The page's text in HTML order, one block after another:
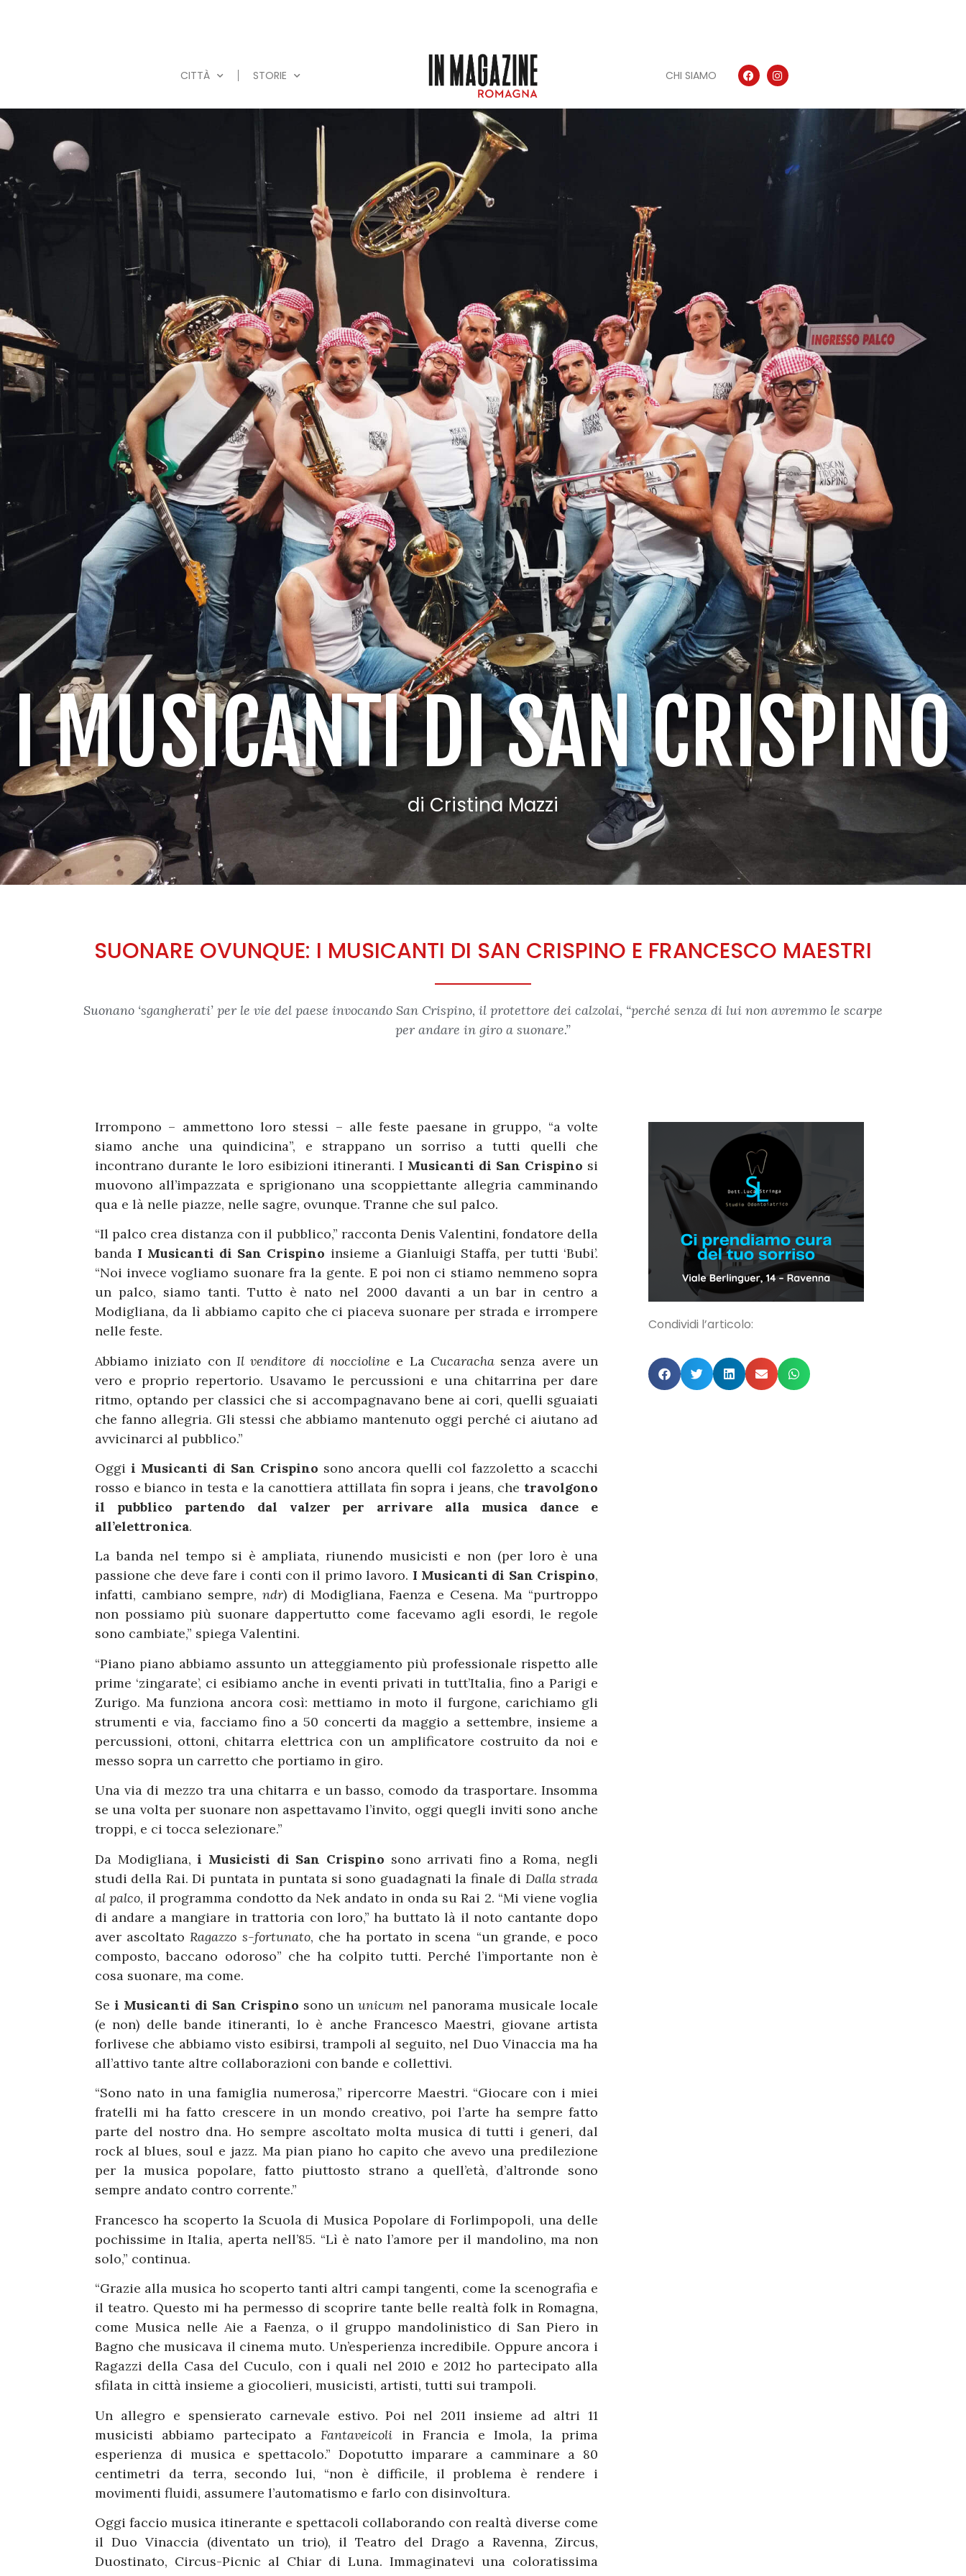
CITTÀ STORIE CHI SIAMO
I MUSICANTI DI SAN CRISPINO
di Cristina Mazzi
SUONARE OVUNQUE: I MUSICANTI DI SAN CRISPINO E FRANCESCO MAESTRI
Suonano ‘sgangherati’ per le vie del paese invocando San Crispino, il protettore dei calzolai, “perché senza di lui non avremmo le scarpe
per andare in giro a suonare.”
Irrompono – ammettono loro stessi – alle feste paesane in gruppo, “a volte
siamo anche una quindicina”, e strappano un sorriso a tutti quelli che
incontrano durante le loro esibizioni itineranti. I Musicanti di San Crispino si
muovono all’impazzata e sprigionano una scoppiettante allegria camminando
qua e là nelle piazze, nelle sagre, ovunque. Tranne che sul palco.
“Il palco crea distanza con il pubblico,” racconta Denis Valentini, fondatore della
banda I Musicanti di San Crispino insieme a Gianluigi Staffa, per tutti ‘Bubi’.
“Noi invece vogliamo suonare fra la gente. E poi non ci stiamo nemmeno sopra
un palco, siamo tanti. Tutto è nato nel 2000 davanti a un bar in centro a
Modigliana, da lì abbiamo capito che ci piaceva suonare per strada e irrompere
nelle feste.
Abbiamo iniziato con Il venditore di noccioline e La Cucaracha senza avere un
vero e proprio repertorio. Usavamo le percussioni e una chitarrina per dare
ritmo, optando per classici che si accompagnavano bene ai cori, quelli sguaiati
che fanno allegria. Gli stessi che abbiamo mantenuto oggi perché ci aiutano ad
avvicinarci al pubblico.”
Oggi i Musicanti di San Crispino sono ancora quelli col fazzoletto a scacchi
rosso e bianco in testa e la canottiera attillata fin sopra i jeans, che travolgono
il pubblico partendo dal valzer per arrivare alla musica dance e
all’elettronica.
La banda nel tempo si è ampliata, riunendo musicisti e non (per loro è una
passione che deve fare i conti con il primo lavoro. I Musicanti di San Crispino,
infatti, cambiano sempre, ndr) di Modigliana, Faenza e Cesena. Ma “purtroppo
non possiamo più suonare dappertutto come facevamo agli esordi, le regole
sono cambiate,” spiega Valentini.
“Piano piano abbiamo assunto un atteggiamento più professionale rispetto alle
prime ‘zingarate’, ci esibiamo anche in eventi privati in tutt’Italia, fino a Parigi e
Zurigo. Ma funziona ancora così: mettiamo in moto il furgone, carichiamo gli
strumenti e via, facciamo fino a 50 concerti da maggio a settembre, insieme a
percussioni, ottoni, chitarra elettrica con un amplificatore costruito da noi e
messo sopra un carretto che portiamo in giro.
Una via di mezzo tra una chitarra e un basso, comodo da trasportare. Insomma
se una volta per suonare non aspettavamo l’invito, oggi quegli inviti sono anche
troppi, e ci tocca selezionare.”
Da Modigliana,i Musicisti di San Crispino sono arrivati fino a Roma, negli
studi della Rai. Di puntata in puntata si sono guadagnati la finale di Dalla strada
al palco, il programma condotto da Nek andato in onda su Rai 2. “Mi viene voglia
di andare a mangiare in trattoria con loro,” ha buttato là il noto cantante dopo
aver ascoltato Ragazzo s-fortunato, che ha portato in scena “un grande, e poco
composto, baccano odoroso” che ha colpito tutti. Perché l’importante non è
cosa suonare, ma come.
Se i Musicanti di San Crispino sono ununicum nel panorama musicale locale
(e non) delle bande itineranti, lo è anche Francesco Maestri, giovane artista
forlivese che abbiamo visto esibirsi, trampoli al seguito, nel Duo Vinaccia ma ha
all’attivo tante altre collaborazioni con bande e collettivi.
“Sono nato in una famiglia numerosa,” ripercorre Maestri. “Giocare con i miei
fratelli mi ha fatto crescere in un mondo creativo, poi l’arte ha sempre fatto
parte del nostro dna. Ho sempre ascoltato molta musica di tutti i generi, dal
rock al blues, soul e jazz. Ma pian piano ho capito che avevo una predilezione
per la musica popolare, fatto piuttosto strano a quell’età, d’altronde sono
sempre andato contro corrente.”
Francesco ha scoperto la Scuola di Musica Popolare di Forlimpopoli, una delle
pochissime in Italia, aperta nell’85. “Lì è nato l’amore per il mandolino, ma non
solo,” continua.
“Grazie alla musica ho scoperto tanti altri campi tangenti, come la scenografia e
il teatro. Questo mi ha permesso di scoprire tante belle realtà folk in Romagna,
come Musica nelle Aie a Faenza, o il gruppo mandolinistico di San Piero in
Bagno che musicava il cinema muto. Un’esperienza incredibile. Oppure ancora i
Ragazzi della Casa del Cuculo, con i quali nel 2010 e 2012 ho partecipato alla
sfilata in città insieme a giocolieri, musicisti, artisti, tutti sui trampoli.
Un allegro e spensierato carnevale estivo. Poi nel 2011 insieme ad altri 11
musicisti abbiamo partecipato a Fantaveicoli in Francia e Imola, la prima
esperienza di musica e spettacolo.” Dopotutto imparare a camminare a 80
centimetri da terra, secondo lui, “non è difficile, il problema è rendere i
movimenti fluidi, assumere l’automatismo e farlo con disinvoltura.
Oggi faccio musica itinerante e spettacoli collaborando con realtà diverse come
il Duo Vinaccia (diventato un trio), il Teatro del Drago a Ravenna, Zircus,
Duostinato, Circus-Picnic al Chiar di Luna. Immaginatevi una coloratissima
Condividi l’articolo: